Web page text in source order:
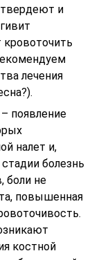
твердеют и
кровоточить
лечения
появление
налет и,
болезнь
боли не
повышенная
костной